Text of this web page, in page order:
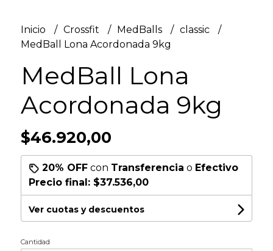
Inicio Crossfit MedBalls
classic
MedBall Lona Acordonada 9kg
MedBall Lona
Acordonada 9kg
$46.920,00
20% OFFcon Transferencia o Efectivo
Precio final: $37.536,00
Ver cuotas y descuentos
Cantidad